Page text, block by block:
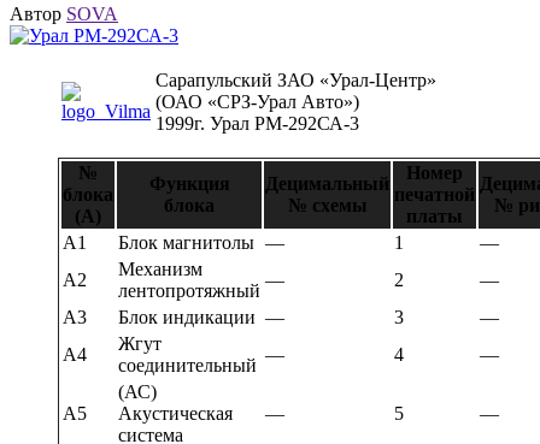
Автор SOVA
Сарапульский ЗАО «Урал-Центр»
(ОАО «СРЗ-Урал Авто»)
1999г. Урал РМ-292СА-3
№
блока
(A)
Функция
блока
Децимальный
№ схемы
Номер
печатной
платы
№
А1
Блок магнитолы — 1
—
А2
Механизм
лентопротяжный
— 2
—
А3
Блок индикации — 3
—
А4
Жгут
соединительный
— 4 —
А5
(АС)
Акустическая
система
— 5 —